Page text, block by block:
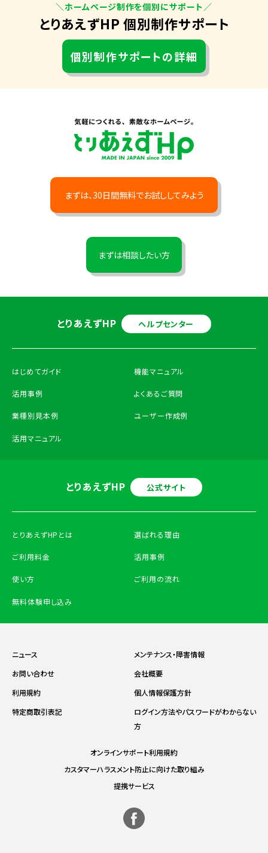
＼ホームページ制作を個別にサポート／
とりあえずHP 個別制作サポート
個別制作サポートの詳細
まずは、30日間無料でお試ししてみよう
まずは相談したい方
とりあえずHP 公式サイト
とりあえずHPとは
ご利用料金
使い方
選ばれる理由
活用事例
ご利用の流れ
無料体験申し込み
とりあえずHP ヘルプセンター
はじめてガイド
活用事例
業種別見本例
機能マニュアル
よくあるご質問
ユーザー作成例
活用マニュアル
ニュース
メンテナンス・障害情報
お問い合わせ
会社概要
利用規約
個人情報保護方針
特定商取引表記
ログイン方法やパスワードがわからない
方
オンラインサポート利用規約
カスタマーハラスメント防止に向けた取り組み
提携サービス